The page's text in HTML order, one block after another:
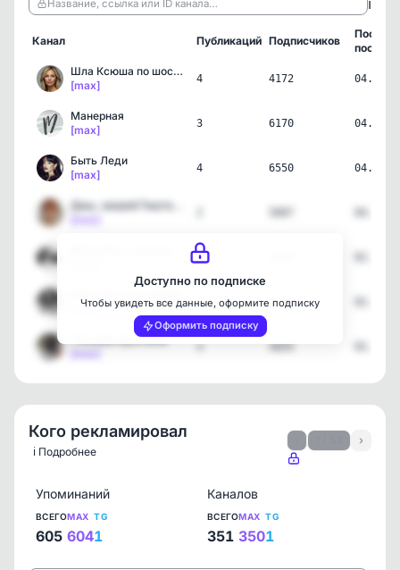
Название, ссылка или ID канала…
Канал Публикаций Подписчиков
пост
Шла Ксюша по шоссе | Пси…
[max]
4 4172
Манерная
[max]
3 6170
Быть Леди
[max]
4 6550
3
[max]
3 6346
Глазами мужчины
3 5835
Доступно по подписке
Чтобы увидеть все данные, оформите подписку
Оформить подписку
Кого рекламировал
ℹ️ Подробнее
›
Упоминаний
ВСЕГО
605
MAX
604
TG
1
Каналов
ВСЕГО
351
MAX
350
TG
1